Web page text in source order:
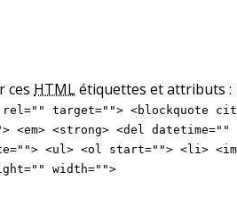
ces HTMLétiquettes et attributs :
target=""> <blockquote
<em> <strong> <del
<ul> <ol start=""> <li>
width="">